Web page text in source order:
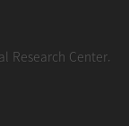
Research Center.